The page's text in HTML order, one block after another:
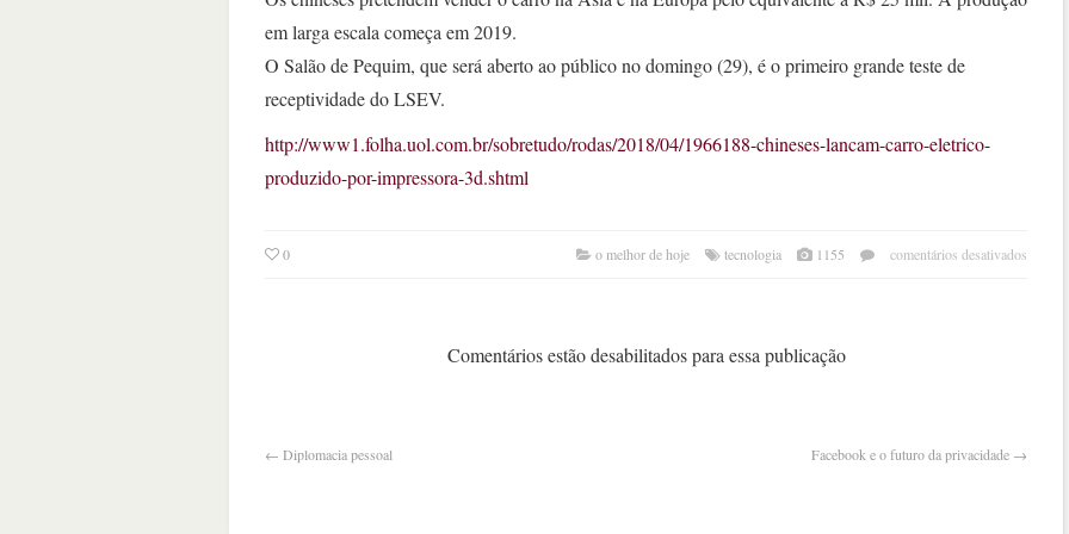
em larga escala começa em 2019.
O Salão de Pequim, que será aberto ao público no domingo (29), é o primeiro grande teste de
receptividade do LSEV.
http://www1.folha.uol.com.br/sobretudo/rodas/2018/04/1966188-chineses-lancam-carro-eletrico-
produzido-por-impressora-3d.shtml
0 o melhor de hoje tecnologia 1155 comentários desativados
Comentários estão desabilitados para essa publicação
← Diplomacia pessoal Facebook e o futuro da privacidade →